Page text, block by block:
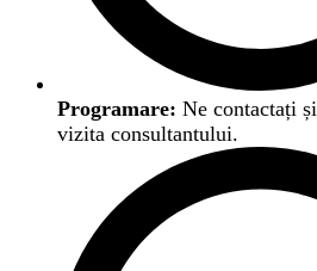
Programare: Ne contactați
vizita consultantului.